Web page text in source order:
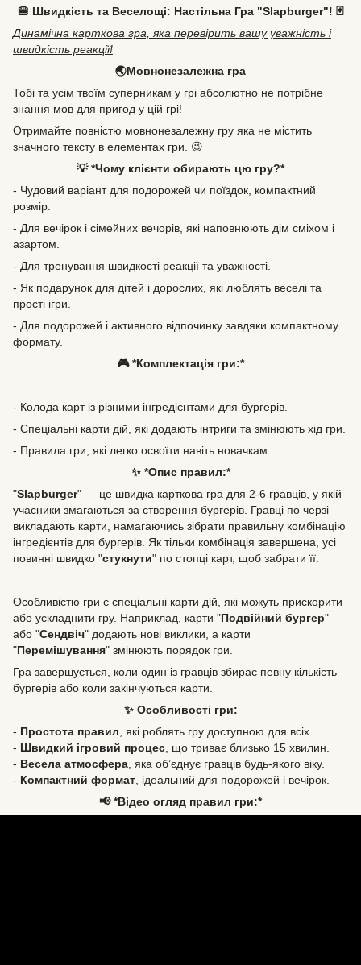
🍔 Швидкість та Веселощі: Настільна Гра "Slapburger"! 🃏
Динамічна карткова гра, яка перевірить вашу уважність і
швидкість реакції!
🌏Мовнонезалежна гра
Тобі та усім твоїм суперникам у грі абсолютно не потрібне
знання мов для пригод у цій грі!
Отримайте повністю мовнонезалежну гру яка не містить
значного тексту в елементах гри. 😉
💡 *Чому клієнти обирають цю гру?*
- Чудовий варіант для подорожей чи поїздок, компактний
розмір.
- Для вечірок і сімейних вечорів, які наповнюють дім сміхом і
азартом.
- Для тренування швидкості реакції та уважності.
- Як подарунок для дітей і дорослих, які люблять веселі та
прості ігри.
- Для подорожей і активного відпочинку завдяки компактному
формату.
🎮 *Комплектація гри:*
- Колода карт із різними інгредієнтами для бургерів.
- Спеціальні карти дій, які додають інтриги та змінюють хід гри.
- Правила гри, які легко освоїти навіть новачкам.
✨ *Опис правил:*
"Slapburger" — це швидка карткова гра для 2-6 гравців, у якій
учасники змагаються за створення бургерів. Гравці по черзі
викладають карти, намагаючись зібрати правильну комбінацію
інгредієнтів для бургерів. Як тільки комбінація завершена, усі
повинні швидко "стукнути" по стопці карт, щоб забрати її.
Особливістю гри є спеціальні карти дій, які можуть прискорити
або ускладнити гру. Наприклад, карти "Подвійний бургер"
або "Сендвіч" додають нові виклики, а карти
"Перемішування" змінюють порядок гри.
Гра завершується, коли один із гравців збирає певну кількість
бургерів або коли закінчуються карти.
✨ Особливості гри:
- Простота правил , які роблять гру доступною для всіх.
- Швидкий ігровий процес , що триває близько 15 хвилин.
- Весела атмосфера , яка об’єднує гравців будь-якого віку.
- Компактний формат , ідеальний для подорожей і вечірок.
📢 *Відео огляд правил гри:*